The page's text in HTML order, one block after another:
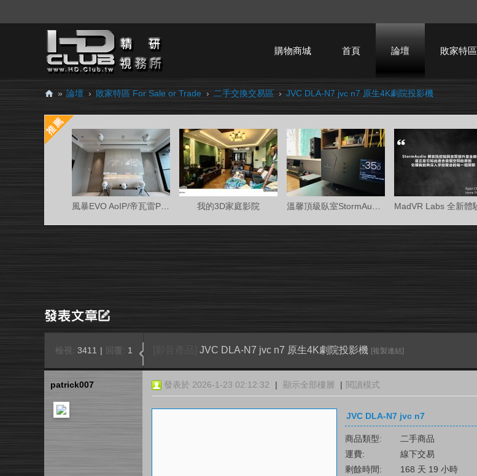
購物商城 首頁 論壇 敗家特區
D.
Cl
» 論壇 › 敗家特區 For Sale or Trade › 二手交換交易區 › JVC DLA-N7 jvc n7 原生4K劇院投影機
我的3D家庭影院
檢視: 3411 | 回覆: 1 JVC DLA-N7 jvc n7 原生4K劇院投影機 [複製連結]
patrick007 發表於 2026-1-23 02:12:32 | 顯示全部樓層 | 閱讀模式
JVC DLA-N7 jvc n7
商品類型:
二手商品
運費:
線下交易
剩餘時間:
168 天 19 小時